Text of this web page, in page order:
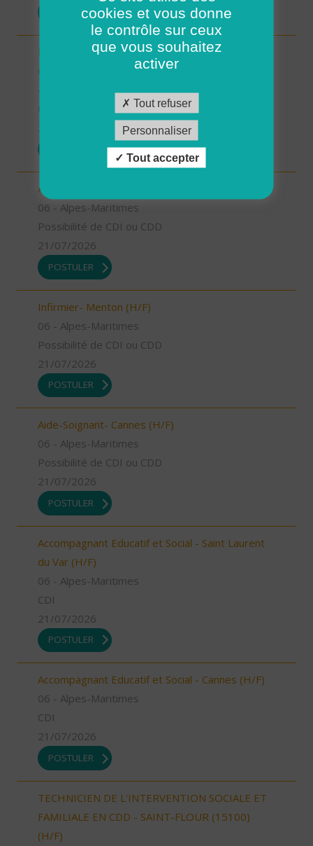
POSTULER
Responsable de secteur sur Noyers sur Cher -
CDD 2 mois Temps Plein (H/F)
41 - Loir-et-Cher
Aide à domicile - Menton (H/F)
06 - Alpes-Maritimes
Possibilité de CDI ou CDD
21/07/2026
POSTULER
Infirmier- Menton (H/F)
06 - Alpes-Maritimes
Possibilité de CDI ou CDD
21/07/2026
POSTULER
Aide-Soignant- Cannes (H/F)
06 - Alpes-Maritimes
Possibilité de CDI ou CDD
21/07/2026
POSTULER
Accompagnant Educatif et Social - Saint Laurent
du Var (H/F)
06 - Alpes-Maritimes
CDI
21/07/2026
POSTULER
Accompagnant Educatif et Social - Cannes (H/F)
06 - Alpes-Maritimes
CDI
21/07/2026
POSTULER
TECHNICIEN DE L'INTERVENTION SOCIALE ET
FAMILIALE EN CDD - SAINT-FLOUR (15100)
(H/F)
cookies et vous donne
le contrôle sur ceux
que vous souhaitez
activer
Tout refuser
Personnaliser
Tout accepter